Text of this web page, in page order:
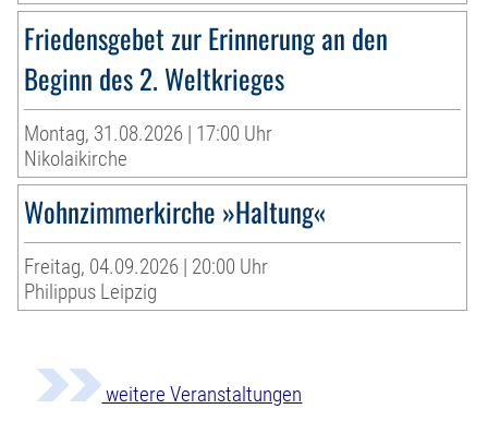
Friedensgebet zur Erinnerung an den
Beginn des 2. Weltkrieges
Montag, 31.08.2026 | 17:00 Uhr
Nikolaikirche
Wohnzimmerkirche »Haltung«
Freitag, 04.09.2026 | 20:00 Uhr
Philippus Leipzig
weitere Veranstaltungen